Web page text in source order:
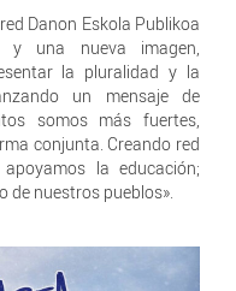
Danon Eskola Publikoa
una nueva imagen,
la pluralidad y la
un mensaje de
somos más fuertes,
conjunta. Creando red
la educación;
de nuestros pueblos».